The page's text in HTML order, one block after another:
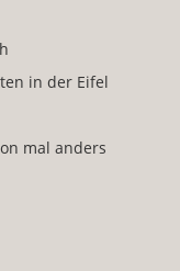
in der Eifel
mal anders